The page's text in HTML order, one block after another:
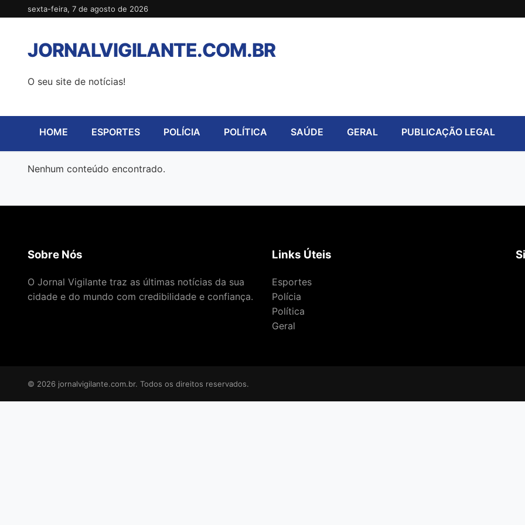
para
conteúdo
sexta-feira, 7 de agosto de 2026
JORNALVIGILANTE.COM.BR
O seu site de notícias!
HOME ESPORTES POLÍCIA POLÍTICA SAÚDE GERAL PUBLICAÇÃO LEGAL
Nenhum conteúdo encontrado.
Sobre Nós
O Jornal Vigilante traz as últimas notícias da sua
cidade e do mundo com credibilidade e confiança.
Links Úteis
Esportes
Polícia
Política
Geral
© 2026 jornalvigilante.com.br. Todos os direitos reservados.